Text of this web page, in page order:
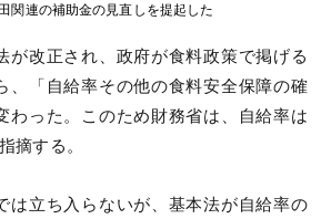
関連の補助金の見直しを提起した
が改正され、政府が食料政策で掲げる
、「自給率その他の食料安全保障の確
わった。このため財務省は、自給率は
摘する。
は立ち入らないが、基本法が自給率の